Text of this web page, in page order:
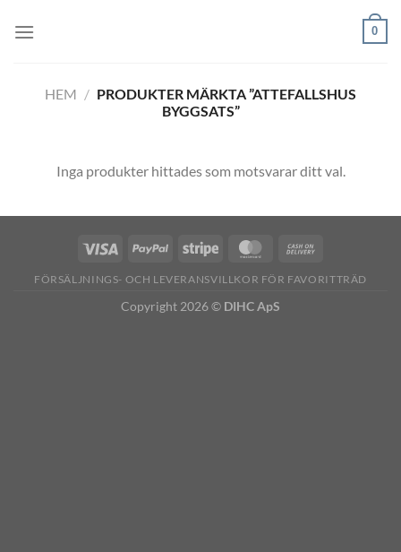
0
HEM / PRODUKTER MÄRKTA ”ATTEFALLSHUS
BYGGSATS”
Inga produkter hittades som motsvarar ditt val.
FÖRSÄLJNINGS- OCH LEVERANSVILLKOR FÖR FAVORITTRÄD
Copyright 2026 © DIHC ApS